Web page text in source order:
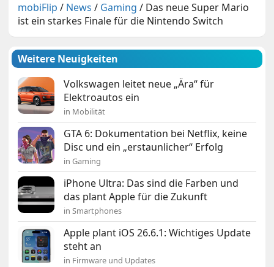
mobiFlip / News / Gaming / Das neue Super Mario
ist ein starkes Finale für die Nintendo Switch
Weitere Neuigkeiten
Volkswagen leitet neue „Ära“ für
Elektroautos ein
in Mobilität
GTA 6: Dokumentation bei Netflix, keine
Disc und ein „erstaunlicher“ Erfolg
in Gaming
iPhone Ultra: Das sind die Farben und
das plant Apple für die Zukunft
in Smartphones
Apple plant iOS 26.6.1: Wichtiges Update
steht an
in Firmware und Updates